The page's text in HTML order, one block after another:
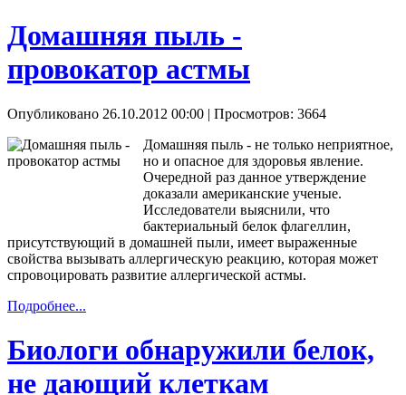
Домашняя пыль -
провокатор астмы
Опубликовано 26.10.2012 00:00 | Просмотров: 3664
Домашняя пыль - не только неприятное,
но и опасное для здоровья явление.
Очередной раз данное утверждение
доказали американские ученые.
Исследователи выяснили, что
бактериальный белок флагеллин,
присутствующий в домашней пыли, имеет выраженные
свойства вызывать аллергическую реакцию, которая может
спровоцировать развитие аллергической астмы.
Подробнее...
Биологи обнаружили белок,
не дающий клеткам